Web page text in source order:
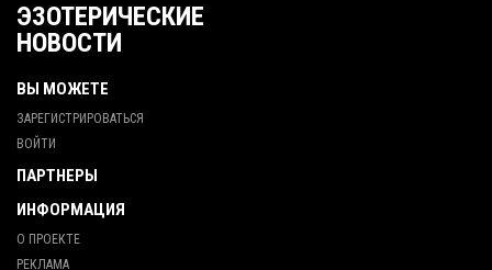
ЭЗОТЕРИЧЕСКИЕ
НОВОСТИ
ВЫ МОЖЕТЕ
ЗАРЕГИСТРИРОВАТЬСЯ
ВОЙТИ
ПАРТНЕРЫ
ИНФОРМАЦИЯ
О ПРОЕКТЕ
РЕКЛАМА